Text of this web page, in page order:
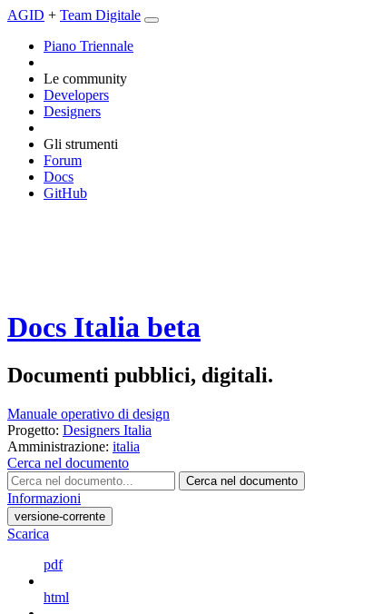
AGID + Team Digitale
Piano Triennale
Le community
Developers
Designers
Gli strumenti
Forum
Docs
GitHub
Docs Italia beta
Documenti pubblici, digitali.
Manuale operativo di design
Progetto: Designers Italia
Amministrazione: italia
Cerca nel documento
Cerca nel documento
Informazioni
versione-corrente
Scarica
pdf
html